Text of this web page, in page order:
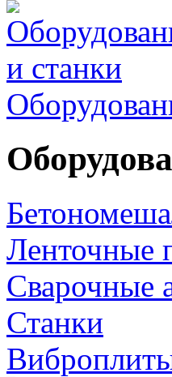
Ленточные
Сварочные
Станки